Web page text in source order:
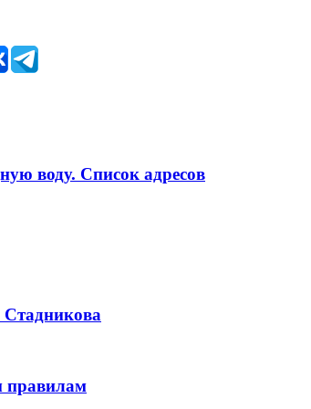
воду. Список адресов
Стадникова
правилам